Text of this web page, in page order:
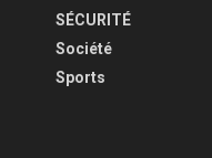
SÉCURITÉ
Société
Sports